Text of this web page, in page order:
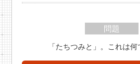
問題
「たちつみと」。これは何